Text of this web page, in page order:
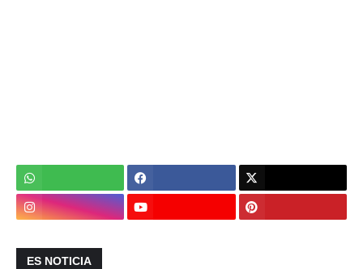
ES NOTICIA